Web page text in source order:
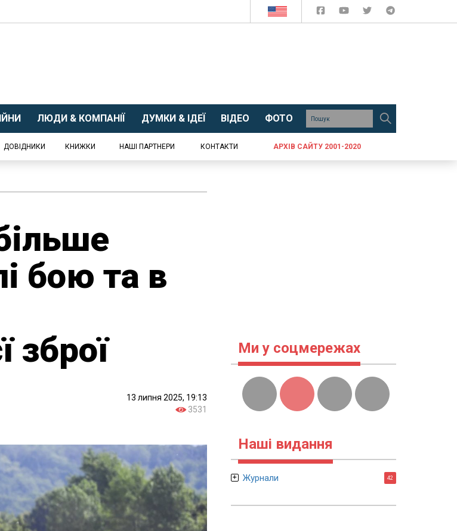
ЛЮДИ & КОМПАНІЇ ДУМКИ & ІДЕЇ ВІДЕО ФОТО
ДОВІДНИКИ КНИЖКИ НАШІ ПАРТНЕРИ КОНТАКТИ АРХІВ САЙТУ 2001-2020
бою та в
зброї
13 липня 2025, 19:13
3531
Ми у соцмережах
Наші видання
Журнали 42